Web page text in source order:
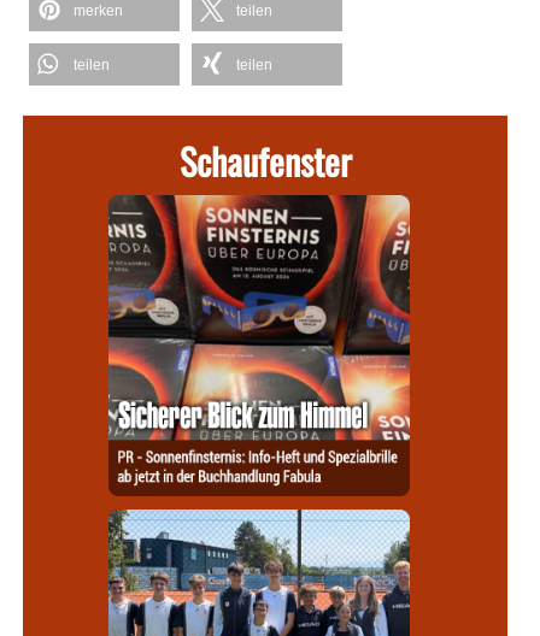
merken teilen
teilen teilen
Schaufenster